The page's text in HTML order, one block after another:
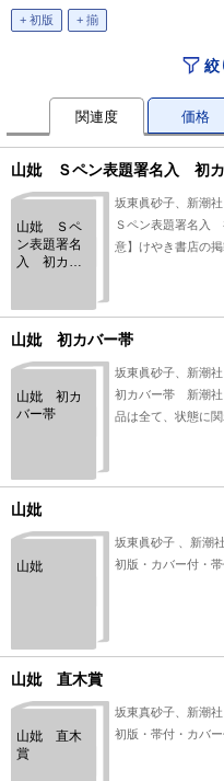
+ 初版 + 揃
絞
関連度 価格
山妣 Ｓペン表題署名入 初
山妣 Ｓペ
ン表題署名
入 初カバ
坂東眞砂子、新潮
Ｓペン表題署名
意】けやき書店の
（並）」と表示さ
「状態」表記が必
欄の「中古品（並
い。状態表記の無
い。:
山妣 初カバー帯
山妣 初カ
バー帯
坂東眞砂子、新潮
初カバー帯 新潮社
品は全て、状態に
す。「日本の古本
したが、当店の扱
に問題なく良好とお
山妣
山妣
坂東眞砂子 、新潮
初版・カバー付・
山妣 直木賞
山妣 直木
賞
坂東真砂子、新潮
初版・帯付・カバ